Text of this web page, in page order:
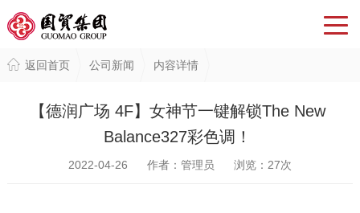
返回首页 公司新闻 内容详情
【德润广场 4F】女神节一键解锁The New
Balance327彩色调！
2022-04-26 作者：管理员 浏览： 27次